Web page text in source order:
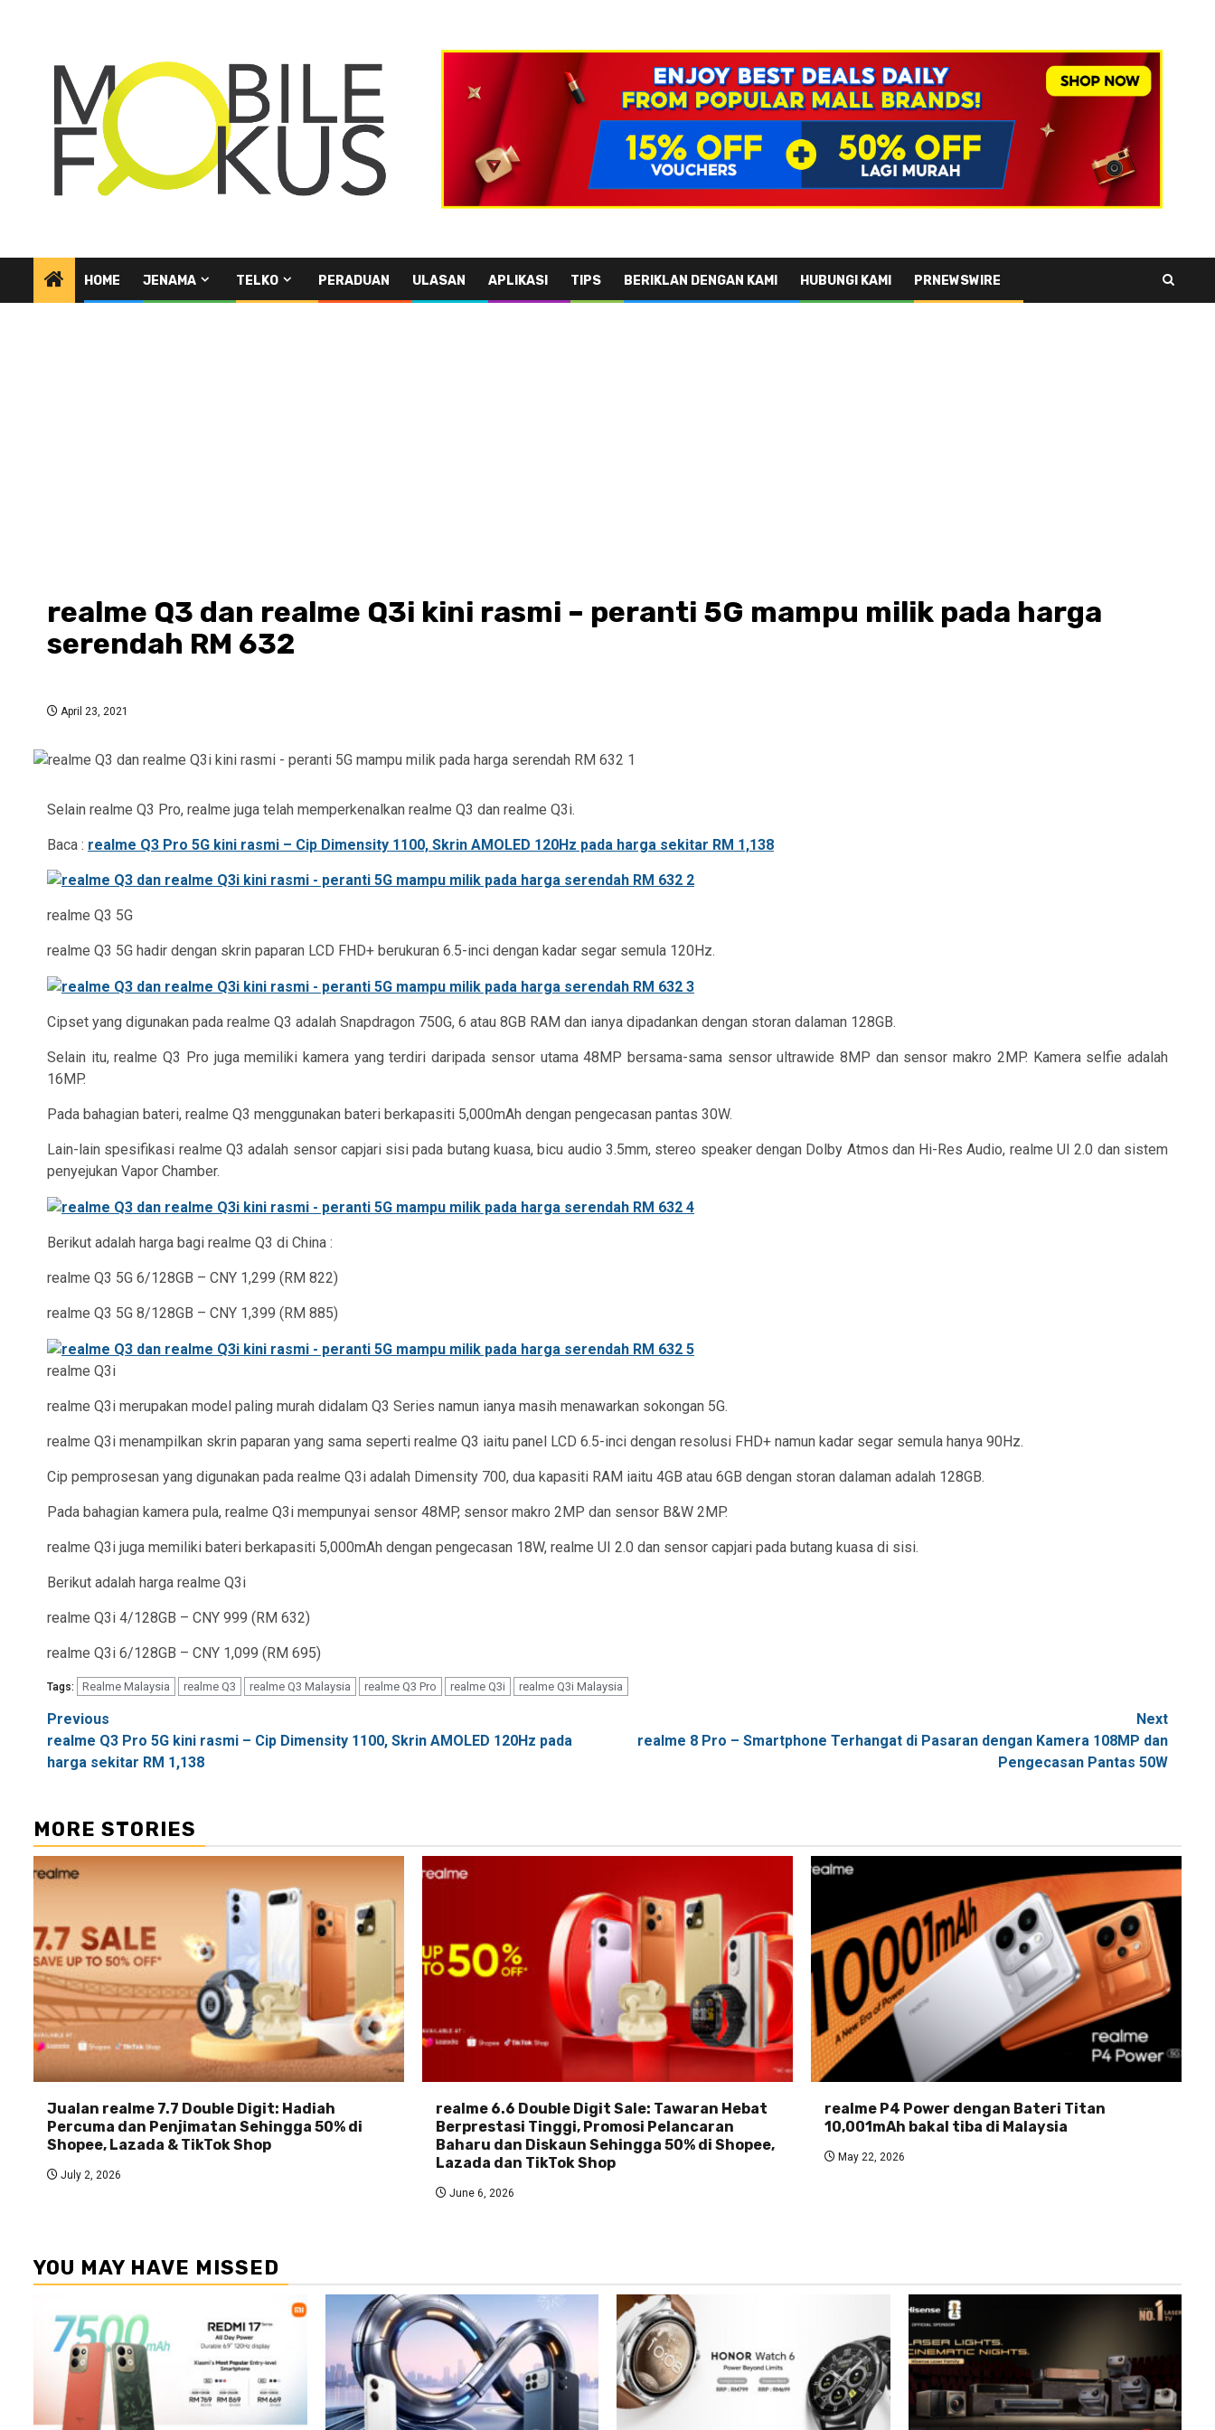
HOME JENAMA TELKO PERADUAN ULASAN APLIKASI TIPS BERIKLAN DENGAN KAMI HUBUNGI KAMI PRNEWSWIRE
realme Q3 dan realme Q3i kini rasmi – peranti 5G mampu milik pada harga
serendah RM 632
April 23, 2021
Selain realme Q3 Pro, realme juga telah memperkenalkan realme Q3 dan realme Q3i.
Baca : realme Q3 Pro 5G kini rasmi – Cip Dimensity 1100, Skrin AMOLED 120Hz pada harga sekitar RM 1,138
realme Q3 5G
realme Q3 5G hadir dengan skrin paparan LCD FHD+ berukuran 6.5-inci dengan kadar segar semula 120Hz.
Cipset yang digunakan pada realme Q3 adalah Snapdragon 750G, 6 atau 8GB RAM dan ianya dipadankan dengan storan dalaman 128GB.
Selain itu, realme Q3 Pro juga memiliki kamera yang terdiri daripada sensor utama 48MP bersama-sama sensor ultrawide 8MP dan sensor makro 2MP. Kamera selfie adalah
16MP.
Pada bahagian bateri, realme Q3 menggunakan bateri berkapasiti 5,000mAh dengan pengecasan pantas 30W.
Lain-lain spesifikasi realme Q3 adalah sensor capjari sisi pada butang kuasa, bicu audio 3.5mm, stereo speaker dengan Dolby Atmos dan Hi-Res Audio, realme UI 2.0 dan sistem
penyejukan Vapor Chamber.
Berikut adalah harga bagi realme Q3 di China :
realme Q3 5G 6/128GB – CNY 1,299 (RM 822)
realme Q3 5G 8/128GB – CNY 1,399 (RM 885)
realme Q3i
realme Q3i merupakan model paling murah didalam Q3 Series namun ianya masih menawarkan sokongan 5G.
realme Q3i menampilkan skrin paparan yang sama seperti realme Q3 iaitu panel LCD 6.5-inci dengan resolusi FHD+ namun kadar segar semula hanya 90Hz.
Cip pemprosesan yang digunakan pada realme Q3i adalah Dimensity 700, dua kapasiti RAM iaitu 4GB atau 6GB dengan storan dalaman adalah 128GB.
Pada bahagian kamera pula, realme Q3i mempunyai sensor 48MP, sensor makro 2MP dan sensor B&W 2MP.
realme Q3i juga memiliki bateri berkapasiti 5,000mAh dengan pengecasan 18W, realme UI 2.0 dan sensor capjari pada butang kuasa di sisi.
Berikut adalah harga realme Q3i
realme Q3i 4/128GB – CNY 999 (RM 632)
realme Q3i 6/128GB – CNY 1,099 (RM 695)
Tags: Realme Malaysia realme Q3 realme Q3 Malaysia realme Q3 Pro realme Q3i realme Q3i Malaysia
Post
navigation
Previous
realme Q3 Pro 5G kini rasmi – Cip Dimensity 1100, Skrin AMOLED 120Hz pada
harga sekitar RM 1,138
Next
realme 8 Pro – Smartphone Terhangat di Pasaran dengan Kamera 108MP dan
Pengecasan Pantas 50W
MORE STORIES
Jualan realme 7.7 Double Digit: Hadiah
Percuma dan Penjimatan Sehingga 50% di
Shopee, Lazada & TikTok Shop
July 2, 2026
realme 6.6 Double Digit Sale: Tawaran Hebat
Berprestasi Tinggi, Promosi Pelancaran
Baharu dan Diskaun Sehingga 50% di Shopee,
Lazada dan TikTok Shop
June 6, 2026
realme P4 Power dengan Bateri Titan
10,001mAh bakal tiba di Malaysia
May 22, 2026
YOU MAY HAVE MISSED